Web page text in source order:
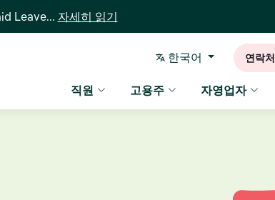
Leave... 자세히 읽기
한국어 연락처
직원 고용주 자영업자